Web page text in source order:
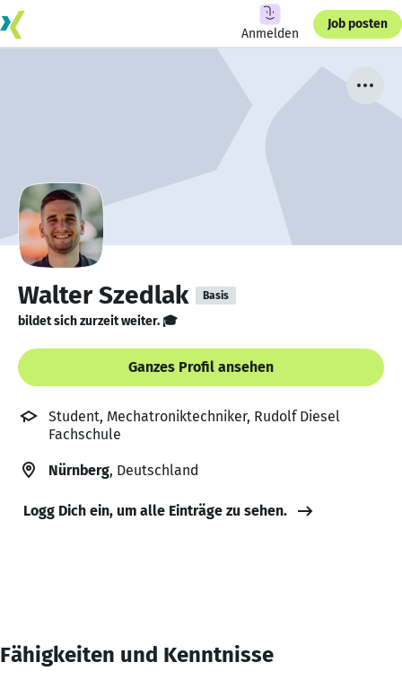
Anmelden
Job posten
Walter Szedlak Basis
bildet sich zurzeit weiter. 🎓
Ganzes Profil ansehen
Student, Mechatroniktechniker, Rudolf Diesel
Fachschule
Nürnberg, Deutschland
Logg Dich ein, um alle Einträge zu sehen.
Fähigkeiten und Kenntnisse